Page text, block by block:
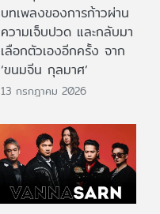
บทเพลงของการก้าวผ่าน
ความเจ็บปวด และกลับมา
เลือกตัวเองอีกครั้ง จาก
‘ขนมจีน กุลมาศ’
13 กรกฎาคม 2026